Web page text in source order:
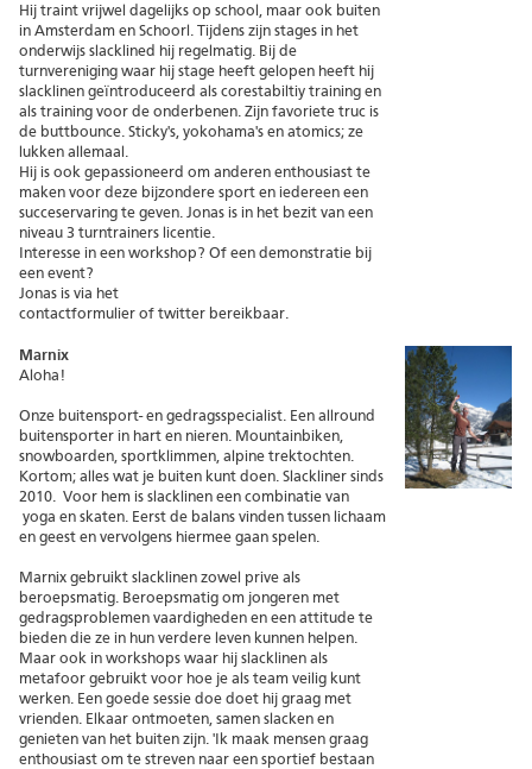
Hij traint vrijwel dagelijks op school, maar ook buiten
in Amsterdam en Schoorl. Tijdens zijn stages in het
onderwijs slacklined hij regelmatig. Bij de
turnvereniging waar hij stage heeft gelopen heeft hij
slacklinen geïntroduceerd als corestabiltiy training en
als training voor de onderbenen. Zijn favoriete truc is
de buttbounce. Sticky's, yokohama's en atomics; ze
lukken allemaal.
Hij is ook gepassioneerd om anderen enthousiast te
maken voor deze bijzondere sport en iedereen een
succeservaring te geven. Jonas is in het bezit van een
niveau 3 turntrainers licentie.
Interesse in eenworkshop? Of eendemonstratie bij
een event?
Jonas is via het
contactformulier oftwitter bereikbaar.
Marnix
Aloha!
Onze buitensport- en gedragsspecialist. Een allround
buitensporter in hart en nieren. Mountainbiken,
snowboarden, sportklimmen, alpine trektochten.
Kortom; alles wat je buiten kunt doen. Slackliner sinds
2010. Voor hem is slacklinen een combinatie van
yoga en skaten. Eerst de balans vinden tussen lichaam
en geest en vervolgens hiermee gaan spelen.
Marnix gebruikt slacklinen zowel prive als
beroepsmatig. Beroepsmatig om jongeren met
gedragsproblemen vaardigheden en een attitude te
bieden die ze in hun verdere leven kunnen helpen.
Maar ook in workshops waar hij slacklinen als
metafoor gebruikt voor hoe je als team veilig kunt
werken. Een goede sessie doe doet hij graag met
vrienden. Elkaar ontmoeten, samen slacken en
genieten van het buiten zijn. 'Ik maak mensen graag
enthousiast om te streven naar een sportief bestaan